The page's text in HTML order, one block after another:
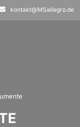
kontakt@MSallegro.de